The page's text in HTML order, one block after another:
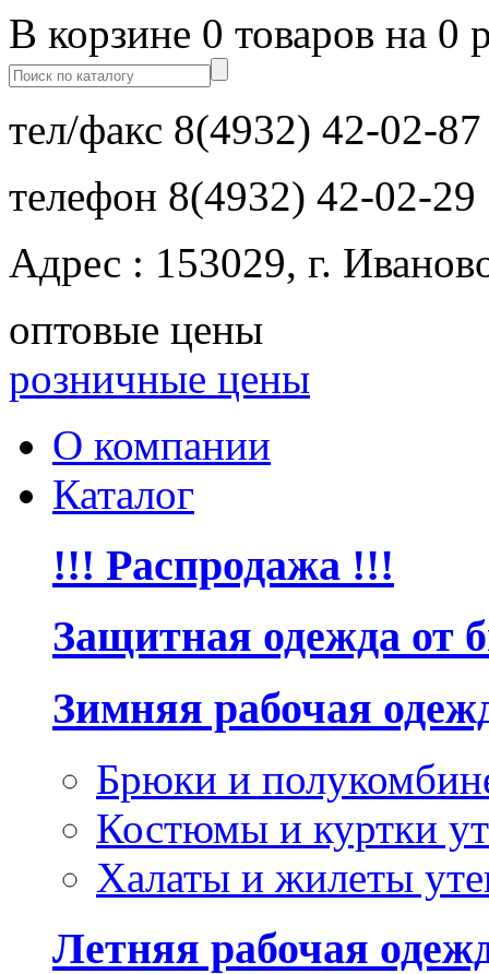
В корзине 0 товаров на 0
тел/факс 8(4932) 42-02-87
телефон 8(4932) 42-02-29
Адрес : 153029, г.
оптовые цены
розничные цены
О компании
Каталог
!!! Распродажа !!!
Защитная одежда от
Зимняя рабочая
Брюки и
Костюмы и куртки
Халаты и жилеты
Летняя рабочая